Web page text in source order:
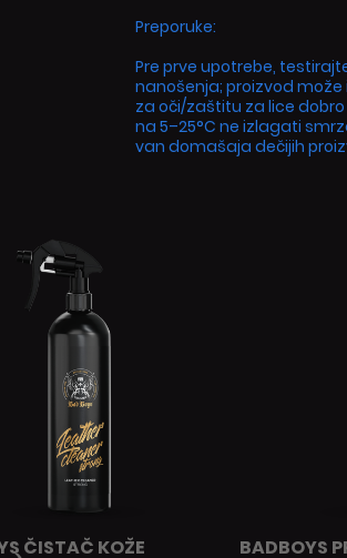
Preporuke:
Pre prve upotrebe,
nanošenja; proizvod
za oči/zaštitu za lice
na 5–25°C ne izlagati
van domašaja dečijih
ČISTAČ KOŽE BADBOYS